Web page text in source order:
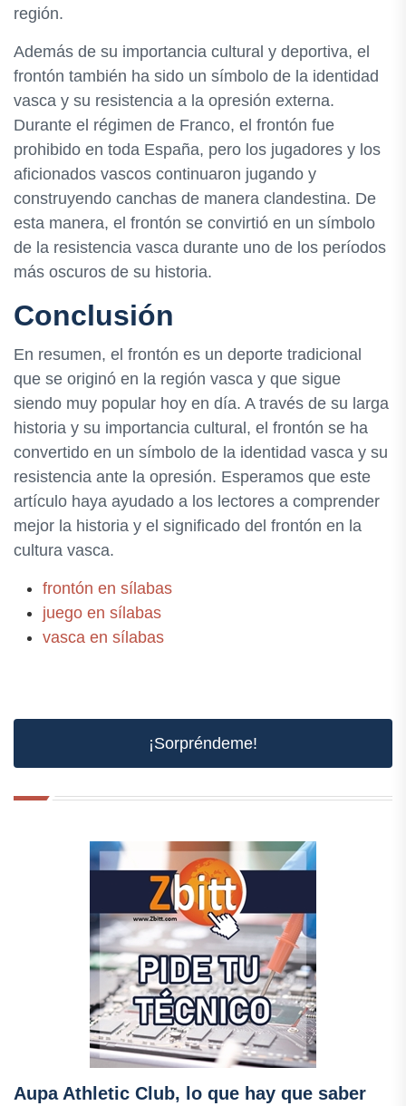
región.
Además de su importancia cultural y deportiva, el
frontón también ha sido un símbolo de la identidad
vasca y su resistencia a la opresión externa.
Durante el régimen de Franco, el frontón fue
prohibido en toda España, pero los jugadores y los
aficionados vascos continuaron jugando y
construyendo canchas de manera clandestina. De
esta manera, el frontón se convirtió en un símbolo
de la resistencia vasca durante uno de los períodos
más oscuros de su historia.
Conclusión
En resumen, el frontón es un deporte tradicional
que se originó en la región vasca y que sigue
siendo muy popular hoy en día. A través de su larga
historia y su importancia cultural, el frontón se ha
convertido en un símbolo de la identidad vasca y su
resistencia ante la opresión. Esperamos que este
artículo haya ayudado a los lectores a comprender
mejor la historia y el significado del frontón en la
cultura vasca.
frontón en sílabas
juego en sílabas
vasca en sílabas
¡Sorpréndeme!
Aupa Athletic Club, lo que hay que saber